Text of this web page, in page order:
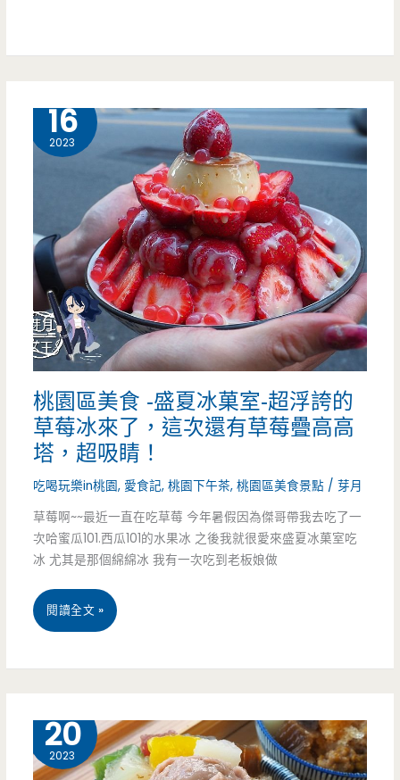
紛
愛，
年
老
店
好
手
藝
16
2023
桃園區美食 -盛夏冰菓室-超浮誇的
草莓冰來了，這次還有草莓疊高高
塔，超吸睛！
吃喝玩樂in桃園, 愛食記,桃園下午茶,桃園區美食景點 /芽月
草莓啊~~最近一直在吃草莓 今年暑假因為傑哥帶我去吃了一
次哈蜜瓜101.西瓜101的水果冰 之後我就很愛來盛夏冰菓室吃
冰 尤其是那個綿綿冰 我有一次吃到老板娘做
桃
食
閱讀全文 »
20
2023